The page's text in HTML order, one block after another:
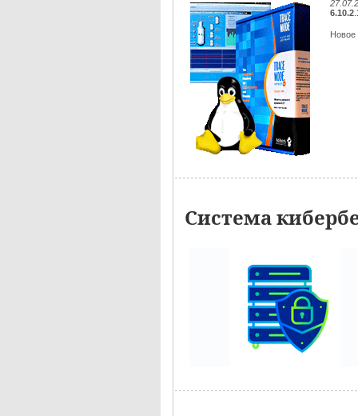
6.10.2
Новое
Система